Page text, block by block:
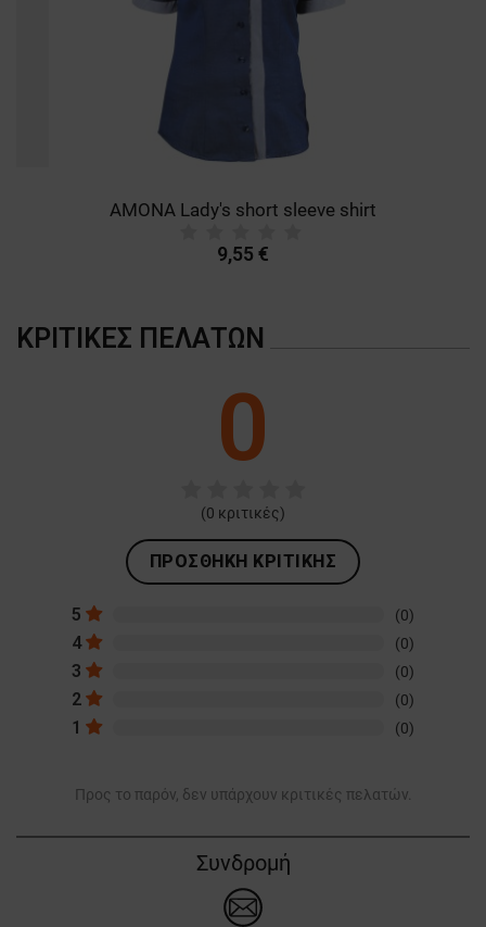
AMONA Lady's short sleeve shirt
9,55 €
ΚΡΙΤΙΚΈΣ ΠΕΛΑΤΏΝ
0
(0 κριτικές)
ΠΡΟΣΘΉΚΗ ΚΡΙΤΙΚΉΣ
5 (0)
4 (0)
3 (0)
2 (0)
1 (0)
Προς το παρόν, δεν υπάρχουν κριτικές πελατών.
Συνδρομή